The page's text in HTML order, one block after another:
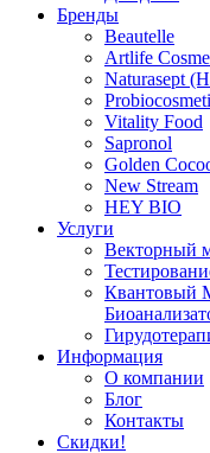
Бренды
Beautelle
Artlife
Naturasept
Vitality Food
Sapronol
Golden
New Stream
HEY BIO
Услуги
Векторный
Квантовый
Информация
О компании
Блог
Контакты
Скидки!